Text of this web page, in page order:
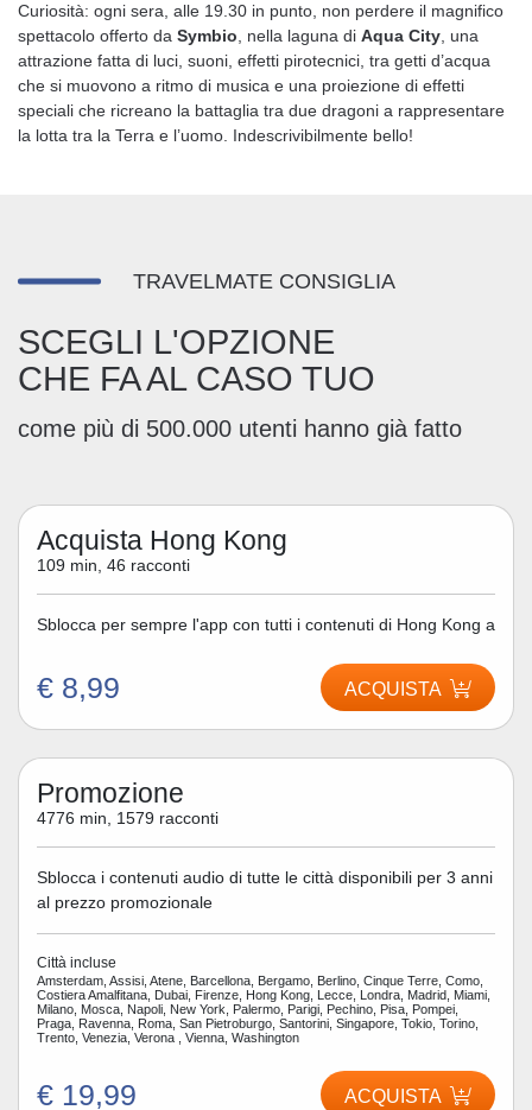
Curiosità: ogni sera, alle 19.30 in punto, non perdere il magnifico
spettacolo offerto da Symbio , nella laguna di Aqua City , una
attrazione fatta di luci, suoni, effetti pirotecnici, tra getti d’acqua
che si muovono a ritmo di musica e una proiezione di effetti
speciali che ricreano la battaglia tra due dragoni a rappresentare
la lotta tra la Terra e l’uomo. Indescrivibilmente bello!
TRAVELMATE CONSIGLIA
SCEGLI L'OPZIONE
CHE FA AL CASO TUO
come più di 500.000 utenti hanno già fatto
Acquista Hong Kong
109 min, 46 racconti
Sblocca per sempre l'app con tutti i contenuti di Hong Kong a
€ 8,99 ACQUISTA
Promozione
4776 min, 1579 racconti
Sblocca i contenuti audio di tutte le città disponibili per 3 anni
al prezzo promozionale
Città incluse
Amsterdam, Assisi, Atene, Barcellona, Bergamo, Berlino, Cinque Terre, Como,
Costiera Amalfitana, Dubai, Firenze, Hong Kong, Lecce, Londra, Madrid, Miami,
Milano, Mosca, Napoli, New York, Palermo, Parigi, Pechino, Pisa, Pompei,
Praga, Ravenna, Roma, San Pietroburgo, Santorini, Singapore, Tokio, Torino,
Trento, Venezia, Verona , Vienna, Washington
€ 19,99 ACQUISTA